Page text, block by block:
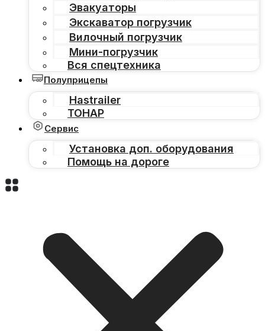
Эвакуаторы
Экскаватор погрузчик
Вилочный погрузчик
Мини-погрузчик
Вся спецтехника
Полуприцепы
Hastrailer
ТОНАР
Сервис
Установка доп. оборудования
Помощь на дороге